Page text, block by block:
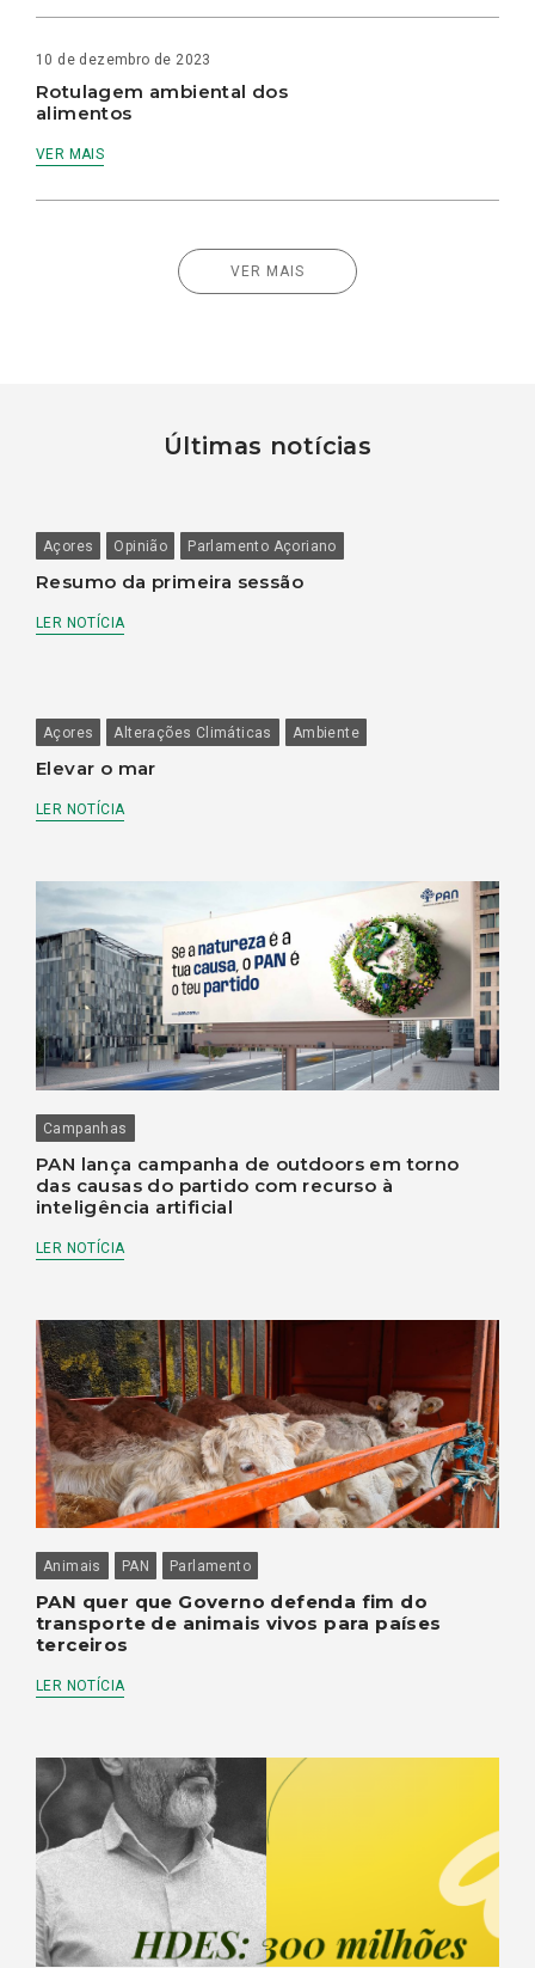
10 de dezembro de 2023
Rotulagem ambiental dos
alimentos
VER MAIS
VER MAIS
Últimas notícias
Açores Opinião Parlamento Açoriano
Resumo da primeira sessão
LER NOTÍCIA
Açores Alterações Climáticas Ambiente
Elevar o mar
LER NOTÍCIA
Campanhas
PAN lança campanha de outdoors em torno
das causas do partido com recurso à
inteligência artificial
LER NOTÍCIA
Animais PAN Parlamento
PAN quer que Governo defenda fim do
transporte de animais vivos para países
terceiros
LER NOTÍCIA